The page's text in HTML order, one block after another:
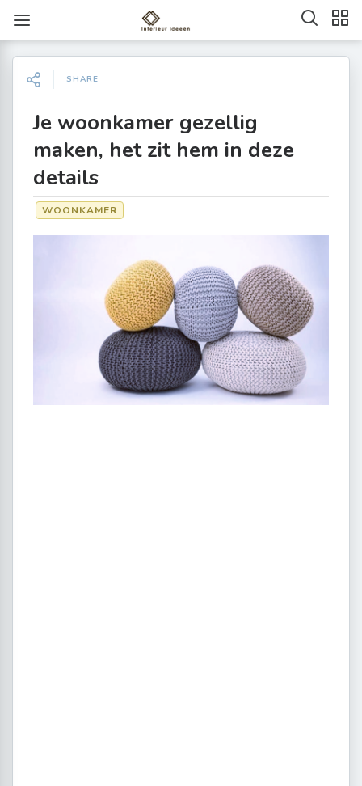
SHARE
Je woonkamer gezellig
maken, het zit hem in deze
details
WOONKAMER